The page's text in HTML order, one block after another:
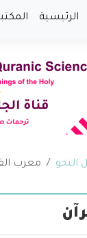
الرئيسية
النحو معرب